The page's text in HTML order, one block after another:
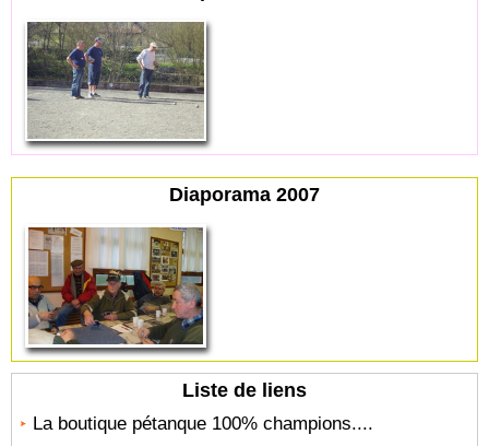
Diaporama 2007
Liste de liens
La boutique pétanque 100% champions....